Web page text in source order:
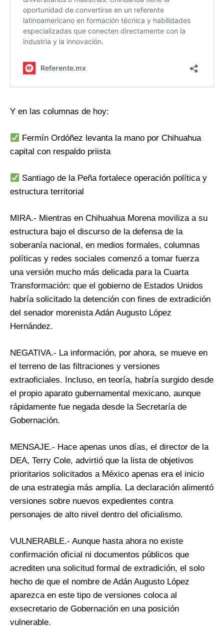
Y en las columnas de hoy:
Fermín Ordóñez levanta la mano por Chihuahua
capital con respaldo priista
Santiago de la Peña fortalece operación política y
estructura territorial
MIRA.- Mientras en Chihuahua Morena moviliza a su
estructura bajo el discurso de la defensa de la
soberanía nacional, en medios formales, columnas
políticas y redes sociales comenzó a tomar fuerza
una versión mucho más delicada para la Cuarta
Transformación: que el gobierno de Estados Unidos
habría solicitado la detención con fines de extradición
del senador morenista Adán Augusto López
Hernández.
NEGATIVA.- La información, por ahora, se mueve en
el terreno de las filtraciones y versiones
extraoficiales. Incluso, en teoría, habría surgido desde
el propio aparato gubernamental mexicano, aunque
rápidamente fue negada desde la Secretaría de
Gobernación.
MENSAJE.- Hace apenas unos días, el director de la
DEA, Terry Cole, advirtió que la lista de objetivos
prioritarios solicitados a México apenas era el inicio
de una estrategia más amplia. La declaración alimentó
versiones sobre nuevos expedientes contra
personajes de alto nivel dentro del oficialismo.
VULNERABLE.- Aunque hasta ahora no existe
confirmación oficial ni documentos públicos que
acrediten una solicitud formal de extradición, el solo
hecho de que el nombre de Adán Augusto López
aparezca en este tipo de versiones coloca al
exsecretario de Gobernación en una posición
vulnerable.